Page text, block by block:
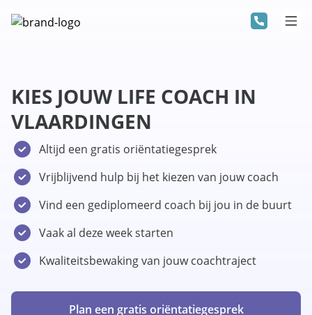
KIES JOUW LIFE COACH IN
VLAARDINGEN
Altijd een gratis oriëntatiegesprek
Vrijblijvend hulp bij het kiezen van jouw coach
Vind een gediplomeerd coach bij jou in de buurt
Vaak al deze week starten
Kwaliteitsbewaking van jouw coachtraject
Plan een gratis oriëntatiegesprek